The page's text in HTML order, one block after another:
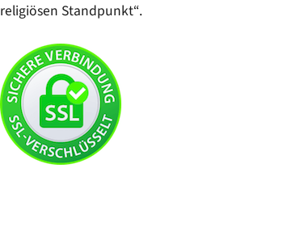
religiösen Standpunkt“.